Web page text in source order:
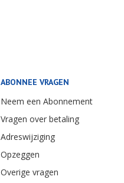
ABONNEE VRAGEN
Neem een Abonnement
Vragen over betaling
Adreswijziging
Opzeggen
Overige vragen